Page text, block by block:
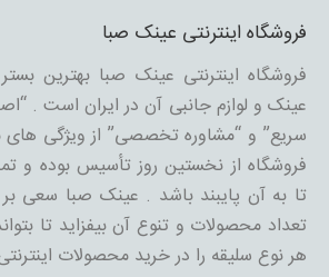
فروشگاه اینترنتی عینک صبا
فروشگاه اینترنتی عینک صبا بهترین
عینک و لوازم جانبی آن در ایران است .
سریع” و “مشاوره تخصصی” از ویژگی
فروشگاه از نخستین روز تأسیس بوده و
تا به آن پایبند باشد . عینک صبا سعی بر
تعداد محصولات و تنوع آن بیفزاید تا
هر نوع سلیقه را در خرید محصولات